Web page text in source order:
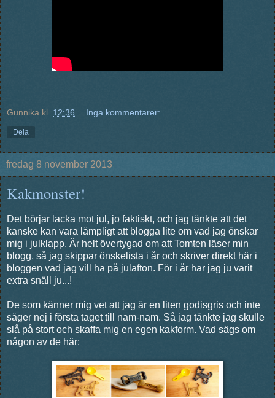
Gunnika kl. 12:36 Inga kommentarer:
Dela
fredag 8 november 2013
Kakmonster!
Det börjar lacka mot jul, jo faktiskt, och jag tänkte att det
kanske kan vara lämpligt att blogga lite om vad jag önskar
mig i julklapp. Är helt övertygad om att Tomten läser min
blogg, så jag skippar önskelista i år och skriver direkt här i
bloggen vad jag vill ha på julafton. För i år har jag ju varit
extra snäll ju...!
De som känner mig vet att jag är en liten godisgris och inte
säger nej i första taget till nam-nam. Så jag tänkte jag skulle
slå på stort och skaffa mig en egen kakform. Vad sägs om
någon av de här: